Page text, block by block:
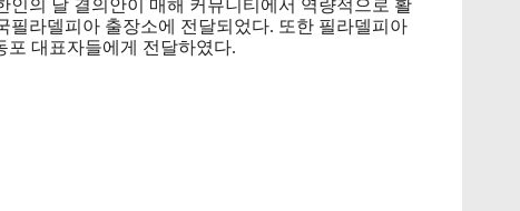
인의 날 결의안이 매해 커뮤니티에서 역량적으로 활
라델피아 출장소에 전달되었다. 또한 필라델피아
포 대표자들에게 전달하였다.